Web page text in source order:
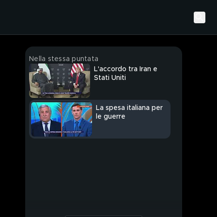
Nella stessa puntata
L'accordo tra Iran e
Stati Uniti
La spesa italiana per
le guerre